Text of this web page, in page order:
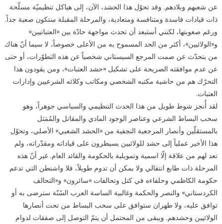
عن شعبهم وبلادهم. وقد تحوّل هذا الحشد، الآن، إلى هياكل تنظيميّة مسلّحة
ذات قيادات فاسدة ومتنافسة ومتعادية، والمرحلة المقبلة ستكون صعبة جداً.
ورغم صعوبتها، لكنني أستبعد أن تحدث مواجهة حادّة بين «العتباتيين»
و«الولائيين»، أكثر من الحد المسموح به من الأعلى خصوصاً، لا سيما أنّ هناك
من يتحدّث عن صمت المرجع السيستاني شخصياً عن هذه التطوّرات، أو حتى
عن عدم موافقته الصريحة على تشكيل «حشد العتبات»، ومن يقودون هذا
التحرّك هم من حاشية مكتبه الشخصي ومكاتب وكلائه الشرعيين وإدارات
العتبات.
لقد أُنجز شوط طويل من هذا الحدث التنظيمي والسياسي جوهراً، وهو
سحب البساط الشرعي وعناصر الوجود المادي والمقاتل والمُمَثل
بالمستقلّين وأنصار المرجعية النجفية من «الحشد الشعبي» الأصلي، وتحوّل
هذا الأخير عملياً إلى حشد للولائيين يسيطرون على قياداته ومقدّراته، ولم
تعد لهم من علاقة إلّا اسمية وتمويلية بالحكومة والقائد العام. غير أنّ هذه
المرحلة ذات طابع انتقالي ولا يمكن أن تدوم طويلاً، فلا واشنطن التي تدعم
حكومة الكاظمي وحلفاءه في كتل وتحالفات «سائرون» و«التحالف
الكردستاني» والنصر والحكمة وغالبية الساسة العرب السُنّة سترضى به أو
توافق عليه، ولا طهران ستوافق على سحب البساط من تحت أنصارها
الولائيين وحشدهم. ويبقى من المحتمل أن يتمّ التوصل إلى صفقات لدوام